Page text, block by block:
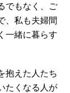
でもなく、ご
、私も夫婦間
一緒に暮らす
抱えた人たち
たくなる人が